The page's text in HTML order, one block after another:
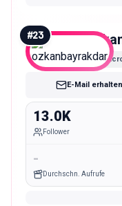
#23
E-Mail erhalten
13.0K
Follower
-
Durchschn. Aufrufe